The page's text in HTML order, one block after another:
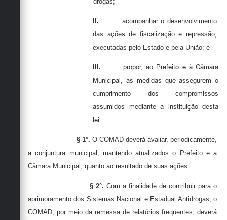
II.
acompanhar o desenvolvimento
das ações de fiscalização e repressão,
executadas pelo Estado e pela União; e
III.
propor, ao Prefeito e à Câmara
Municipal, as medidas que assegurem o
cumprimento dos compromissos
assumidos mediante a instituição desta
lei.
§ 1°. O COMAD deverá avaliar, periodicamente,
a conjuntura municipal, mantendo atualizados o Prefeito e a
Câmara Municipal, quanto ao resultado de suas ações.
§ 2°. Com a finalidade de contribuir para o
aprimoramento dos Sistemas Nacional e Estadual Antidrogas, o
COMAD, por meio da remessa de relatórios freqüentes, deverá